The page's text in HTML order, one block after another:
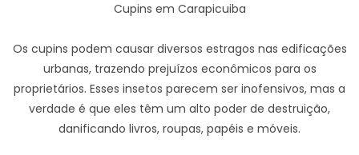
Cupins em Carapicuiba
Os cupins podem causar diversos estragos nas edificações
urbanas, trazendo prejuízos econômicos para os
proprietários. Esses insetos parecem ser inofensivos, mas a
verdade é que eles têm um alto poder de destruição,
danificando livros, roupas, papéis e móveis.